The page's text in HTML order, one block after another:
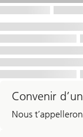
Convenir
Nous